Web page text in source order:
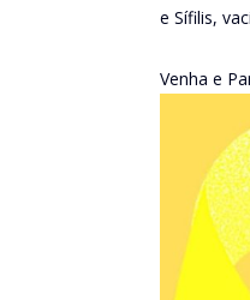
e Sífilis,
Venha e